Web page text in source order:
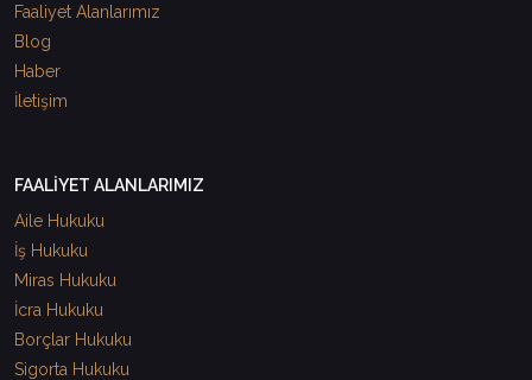
Faaliyet Alanlarımız
Blog
Haber
İletişim
FAALİYET ALANLARIMIZ
Aile Hukuku
İş Hukuku
Miras Hukuku
İcra Hukuku
Borçlar Hukuku
Sigorta Hukuku